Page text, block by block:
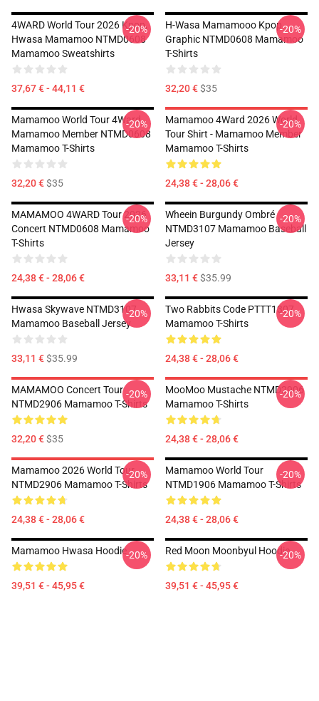
4WARD World Tour 2026 Kpop,
Hwasa Mamamoo NTMD0608
Mamamoo Sweatshirts
37,67 € - 44,11 €
-20%
H-Wasa Mamamooo Kpop
Graphic NTMD0608 Mamamoo
T-Shirts
32,20 €$35
-20%
Mamamoo World Tour 4Ward,
Mamamoo Member NTMD0608
Mamamoo T-Shirts
32,20 €$35
-20%
Mamamoo 4Ward 2026 World
Tour Shirt - Mamamoo Member
Mamamoo T-Shirts
24,38 € - 28,06 €
-20%
MAMAMOO 4WARD Tour 2026
Concert NTMD0608 Mamamoo
T-Shirts
24,38 € - 28,06 €
-20%
Wheein Burgundy Ombré
NTMD3107 Mamamoo Baseball
Jersey
33,11 €$35.99
-20%
Hwasa Skywave NTMD3107
Mamamoo Baseball Jersey
33,11 €$35.99
-20%
Two Rabbits Code PTTT1307
Mamamoo T-Shirts
24,38 € - 28,06 €
-20%
MAMAMOO Concert Tour
NTMD2906 Mamamoo T-Shirts
32,20 €$35
-20%
MooMoo Mustache NTMD2906
Mamamoo T-Shirts
24,38 € - 28,06 €
-20%
Mamamoo 2026 World Tour
NTMD2906 Mamamoo T-Shirts
24,38 € - 28,06 €
-20%
Mamamoo World Tour
NTMD1906 Mamamoo T-Shirts
24,38 € - 28,06 €
-20%
Mamamoo Hwasa Hoodie
39,51 € - 45,95 €
-20% Red Moon Moonbyul Hoodie
39,51 € - 45,95 €
-20%